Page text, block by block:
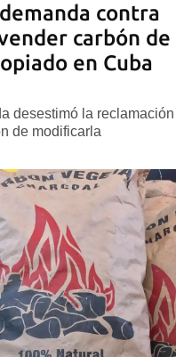
contra
carbón de
en Cuba
desestimó la reclamación
de modificarla